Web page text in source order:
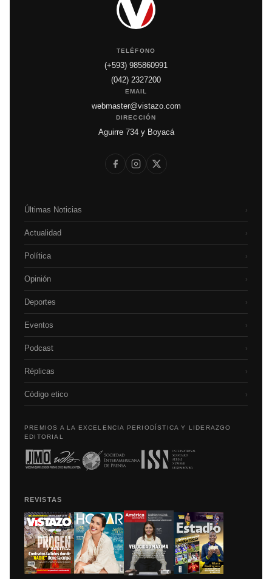
TELÉFONO
(+593) 985860991
(042) 2327200
EMAIL
webmaster@vistazo.com
DIRECCIÓN
Aguirre 734 y Boyacá
Últimas Noticias ›
Actualidad ›
Política ›
Opinión ›
Deportes ›
Eventos ›
Podcast ›
Réplicas ›
Código etico ›
PREMIOS A LA EXCELENCIA PERIODÍSTICA Y LIDERAZGO
EDITORIAL
REVISTAS